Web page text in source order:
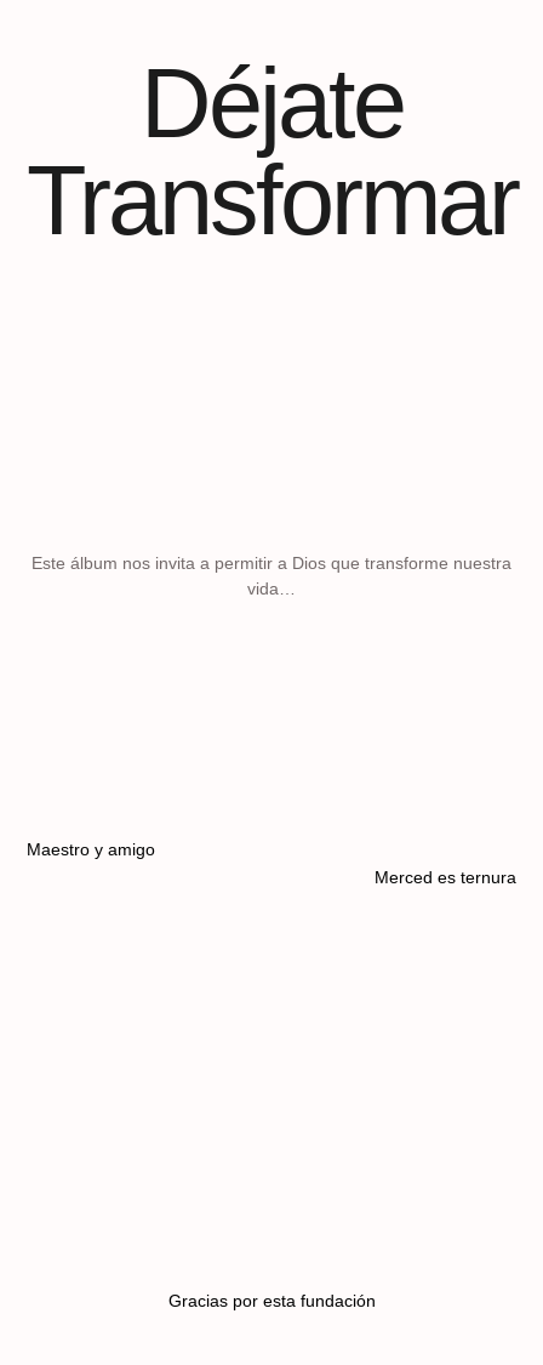
Déjate
Transformar
Este álbum nos invita a permitir a Dios que transforme nuestra
vida…
Maestro y amigo
Merced es ternura
Gracias por esta fundación